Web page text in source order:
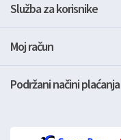
Služba za korisnike
Moj račun
Podržani načini plaćanja